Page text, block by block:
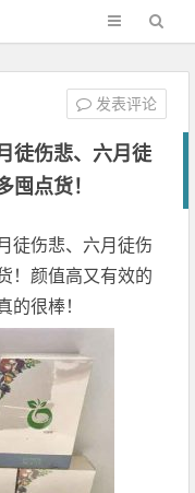
徒伤悲、六月徒
点货！
徒伤悲、六月徒伤
！颜值高又有效的
的很棒！
发表评论